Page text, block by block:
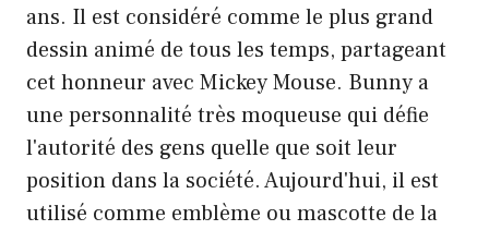
ans. Il est considéré comme le plus grand
dessin animé de tous les temps, partageant
cet honneur avec Mickey Mouse. Bunny a
une personnalité très moqueuse qui défie
l'autorité des gens quelle que soit leur
position dans la société. Aujourd'hui, il est
utilisé comme emblème ou mascotte de la